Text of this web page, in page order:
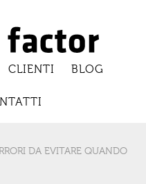
CLIENTI BLOG
DA EVITARE QUANDO